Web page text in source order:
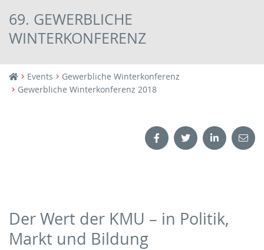
69. GEWERBLICHE
WINTERKONFERENZ
Events
Gewerbliche Winterkonferenz
Gewerbliche Winterkonferenz 2018
Der Wert der KMU – in Politik,
Markt und Bildung